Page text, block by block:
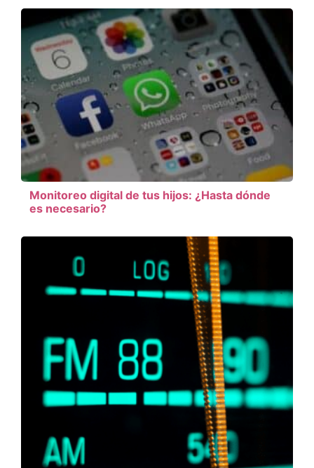
Monitoreo digital de tus hijos: ¿Hasta dónde
es necesario?